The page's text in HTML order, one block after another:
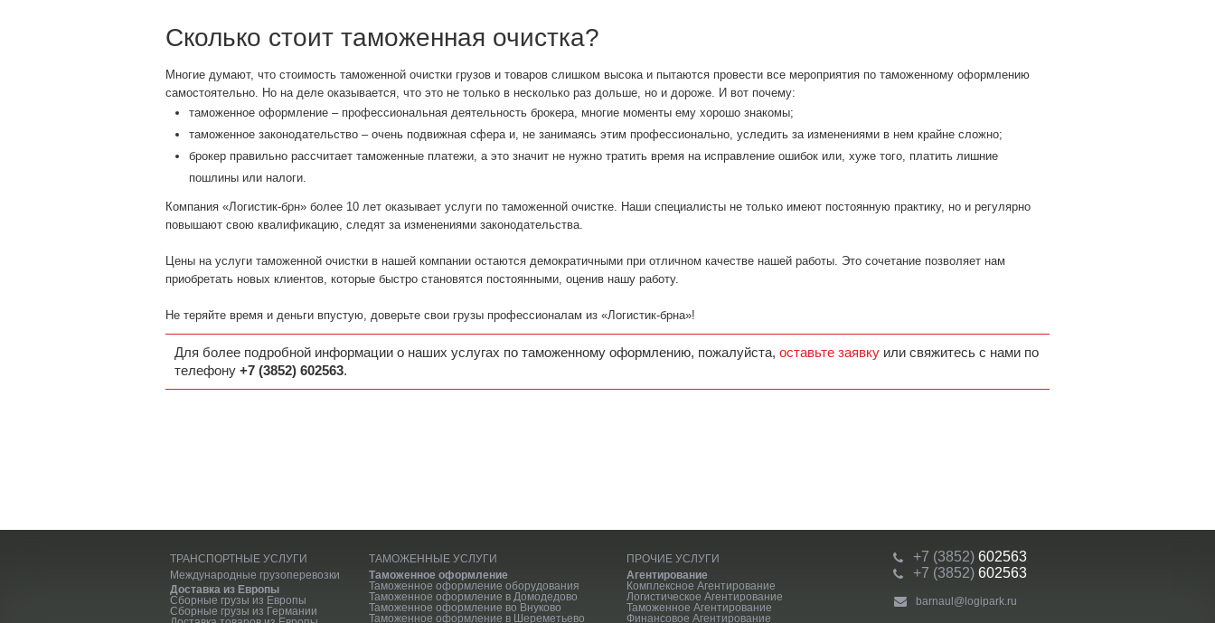
Сколько стоит таможенная очистка?
Многие думают, что стоимость таможенной очистки грузов и товаров слишком высока и пытаются провести все мероприятия по таможенному оформлению
самостоятельно. Но на деле оказывается, что это не только в несколько раз дольше, но и дороже. И вот почему:
таможенное оформление – профессиональная деятельность брокера, многие моменты ему хорошо знакомы;
таможенное законодательство – очень подвижная сфера и, не занимаясь этим профессионально, уследить за изменениями в нем крайне сложно;
брокер правильно рассчитает таможенные платежи, а это значит не нужно тратить время на исправление ошибок или, хуже того, платить лишние
пошлины или налоги.
Компания «Логистик-брн» более 10 лет оказывает услуги по таможенной очистке. Наши специалисты не только имеют постоянную практику, но и регулярно
повышают свою квалификацию, следят за изменениями законодательства.
Цены на услуги таможенной очистки в нашей компании остаются демократичными при отличном качестве нашей работы. Это сочетание позволяет нам
приобретать новых клиентов, которые быстро становятся постоянными, оценив нашу работу.
Не теряйте время и деньги впустую, доверьте свои грузы профессионалам из «Логистик-брна»!
Для более подробной информации о наших услугах по таможенному оформлению, пожалуйста, оставьте заявку или свяжитесь с нами по
телефону +7 (3852) 602563.
ТРАНСПОРТНЫЕ УСЛУГИ
Международные грузоперевозки
Доставка из Европы
Сборные грузы из Европы
Сборные грузы из Германии
ТАМОЖЕННЫЕ УСЛУГИ
Таможенное оформление
Таможенное оформление оборудования
Таможенное оформление в Домодедово
Таможенное оформление во Внуково
Таможенное оформление в Шереметьево
ПРОЧИЕ УСЛУГИ
Агентирование
Комплексное Агентирование
Логистическое Агентирование
Таможенное Агентирование
Финансовое Агентирование
+7 (3852) 602563
+7 (3852) 602563
barnaul@logipark.ru